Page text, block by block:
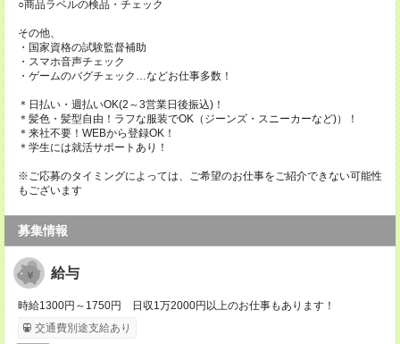
○商品ラベルの検品・チェック
その他、
・国家資格の試験監督補助
・スマホ音声チェック
・ゲームのバグチェック…などお仕事多数！
＊日払い・週払いOK(2～3営業日後振込)！
＊髪色・髪型自由！ラフな服装でOK（ジーンズ・スニーカーなど)）！
＊来社不要！WEBから登録OK！
＊学生には就活サポートあり！
※ご応募のタイミングによっては、ご希望のお仕事をご紹介できない可能性
もございます
募集情報
給与
時給1300円～1750円 日収1万2000円以上のお仕事もあります！
交通費別途支給あり